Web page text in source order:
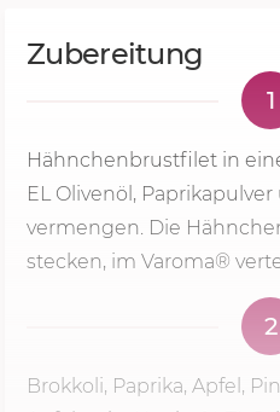
Zubereitung
1
Hähnchenbrustfilet in
EL Olivenöl,
vermengen. Die
stecken, im Varoma®
2
Brokkoli, Paprika, Apfel,